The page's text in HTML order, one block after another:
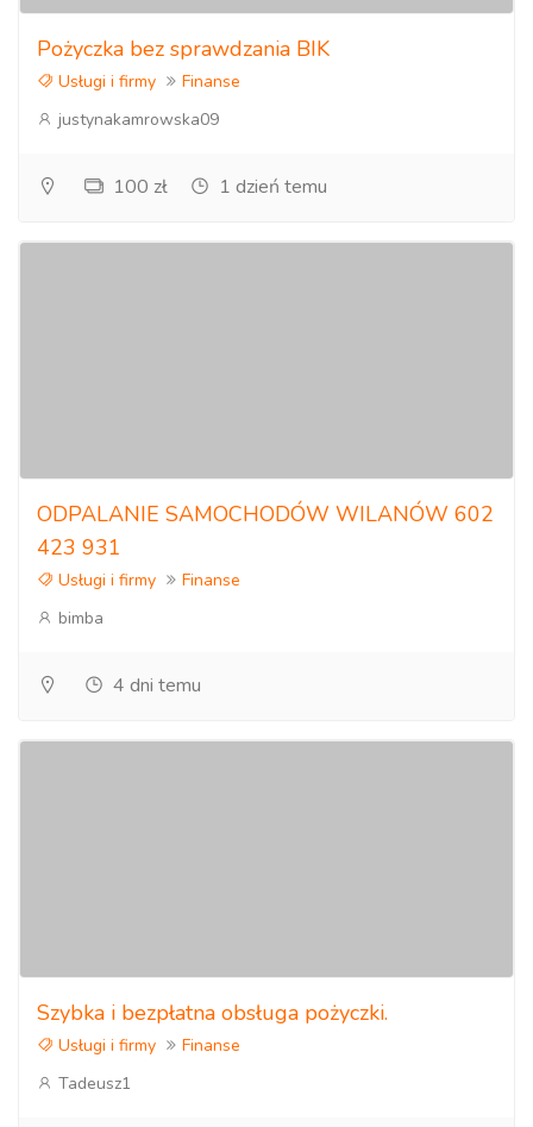
Pożyczka bez sprawdzania BIK
Usługi i firmy
Finanse
justynakamrowska09
100 zł 1 dzień temu
ODPALANIE SAMOCHODÓW WILANÓW 602
423 931
Usługi i firmy
Finanse
bimba
4 dni temu
Szybka i bezpłatna obsługa pożyczki.
Usługi i firmy
Finanse
Tadeusz1